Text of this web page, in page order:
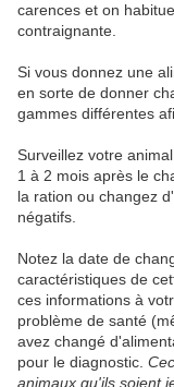
carences et on
contraignante.
Si vous donnez une
en sorte de donner
gammes différentes
Surveillez votre
1 à 2 mois après le
la ration ou changez
négatifs.
Notez la date de
caractéristiques de
ces informations à
problème de santé
avez changé
pour le diagnostic.
animaux qu'ils soient